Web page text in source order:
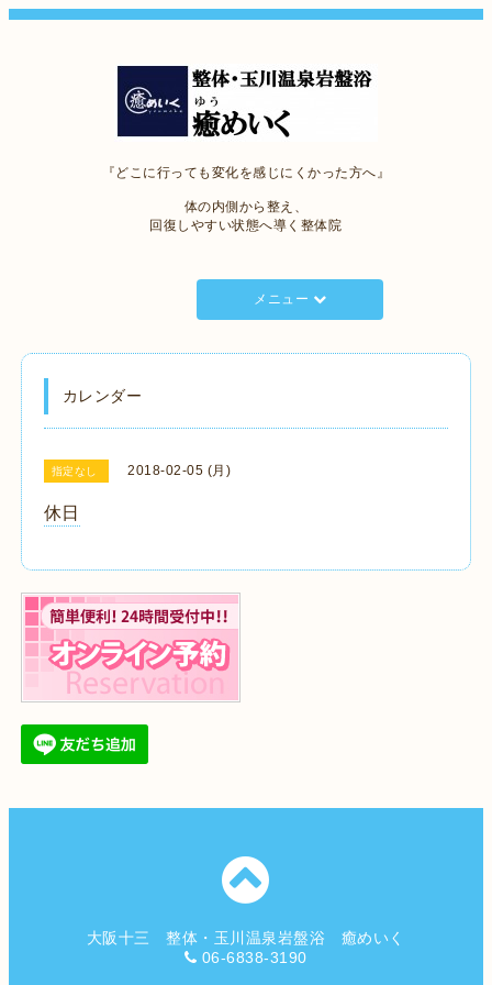
『どこに行っても変化を感じにくかった方へ』
体の内側から整え、
回復しやすい状態へ導く整体院
メニュー
カレンダー
指定なし 2018-02-05 (月)
休日
大阪十三 整体・玉川温泉岩盤浴 癒めいく
06-6838-3190